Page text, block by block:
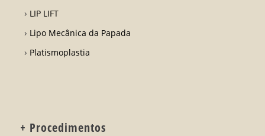
LIP LIFT
Lipo Mecânica da Papada
Platismoplastia
+ Procedimentos